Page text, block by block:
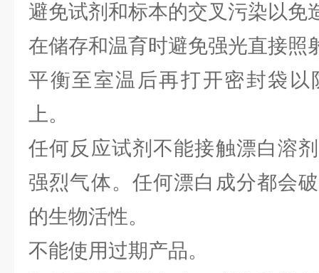
避免试剂和标本的交叉污染以免
在储存和温育时避免强光直接照
平衡至室温后再打开密封袋以
上。
任何反应试剂不能接触漂白溶
强烈气体。任何漂白成分都会
的生物活性。
不能使用过期产品。